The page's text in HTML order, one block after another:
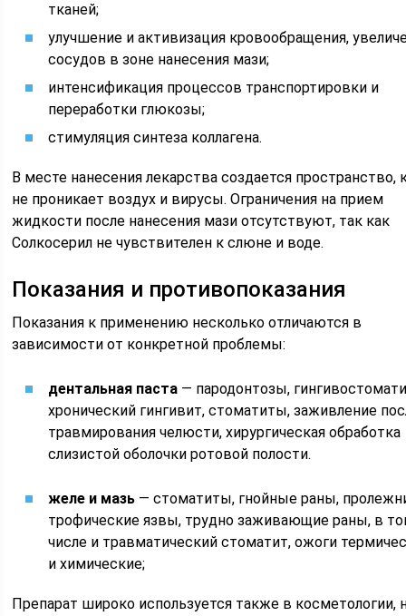
тканей;
улучшение и активизация кровообращения,
сосудов в зоне нанесения мази;
интенсификация процессов транспортировки и
переработки глюкозы;
стимуляция синтеза коллагена.
В месте нанесения лекарства создается пространство,
не проникает воздух и вирусы. Ограничения на прием
жидкости после нанесения мази отсутствуют, так как
Солкосерил не чувствителен к слюне и воде.
Показания и противопоказания
Показания к применению несколько отличаются в
зависимости от конкретной проблемы:
дентальная паста — пародонтозы,
хронический гингивит, стоматиты, заживление
травмирования челюсти, хирургическая обработка
слизистой оболочки ротовой полости.
желе и мазь — стоматиты, гнойные раны,
трофические язвы, трудно заживающие раны, в
числе и травматический стоматит, ожоги
и химические;
Препарат широко используется также в косметологии,